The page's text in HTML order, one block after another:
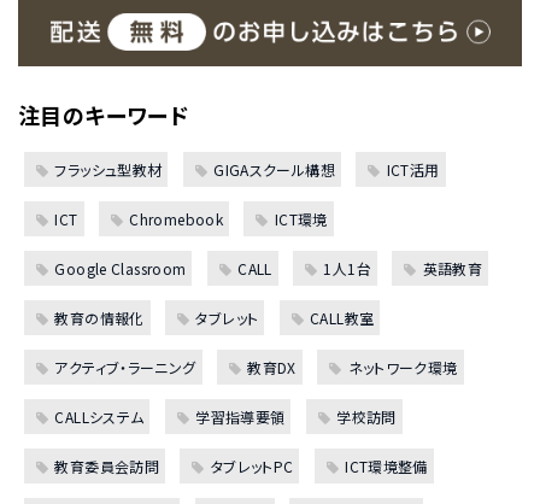
注目のキーワード
フラッシュ型教材 GIGAスクール構想 ICT活用
ICT Chromebook ICT環境
Google Classroom CALL 1人1台 英語教育
教育の情報化 タブレット CALL教室
アクティブ・ラーニング 教育DX ネットワーク環境
CALLシステム 学習指導要領 学校訪問
教育委員会訪問 タブレットPC ICT環境整備